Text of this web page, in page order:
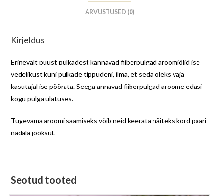
ARVUSTUSED (0)
Kirjeldus
Erinevalt puust pulkadest kannavad fiiberpulgad aroomiõlid ise
vedelikust kuni pulkade tippudeni, ilma, et seda oleks vaja
kasutajal ise pöörata. Seega annavad fiiberpulgad aroome edasi
kogu pulga ulatuses.
Tugevama aroomi saamiseks võib neid keerata näiteks kord paari
nädala jooksul.
Seotud tooted